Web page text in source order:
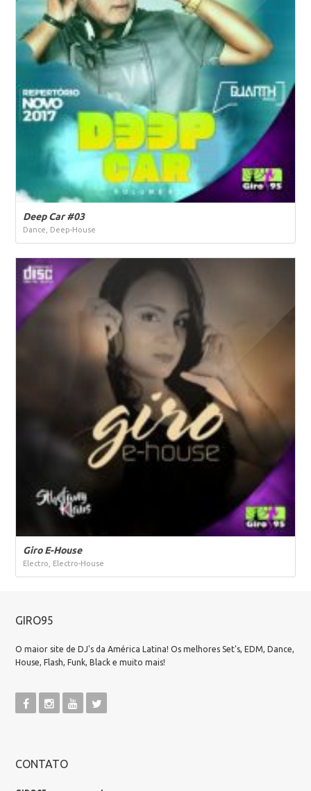
Deep Car #03
Dance, Deep-House
Giro E-House
Electro, Electro-House
GIRO95
O maior site de DJ's da América Latina! Os melhores Set's, EDM, Dance,
House, Flash, Funk, Black e muito mais!
CONTATO